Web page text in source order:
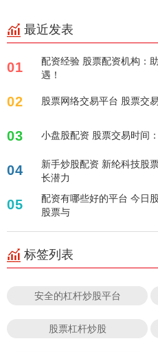
最近发表
01
配资经验 股票配资机构：助您轻松放大收益，把握投资机
遇！
02 股票网络交易平台 股票交
03 小盘股配资 股票交易时间
04
新手炒股配资 新纶科技股
长潜力
05
配资有哪些好的平台 今日
股票与
标签列表
安全的杠杆炒股平台
股票杠杆炒股